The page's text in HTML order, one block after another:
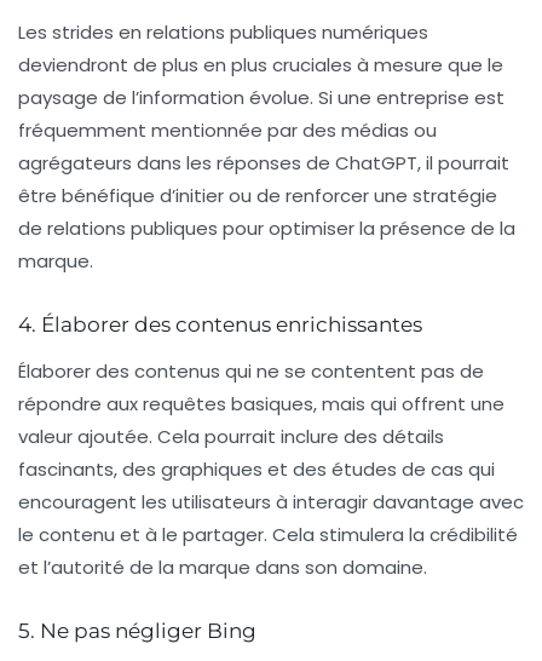
Les strides en relations publiques numériques
deviendront de plus en plus cruciales à mesure que le
paysage de l’information évolue. Si une entreprise est
fréquemment mentionnée par des médias ou
agrégateurs dans les réponses de ChatGPT, il pourrait
être bénéfique d’initier ou de renforcer une stratégie
de relations publiques pour optimiser la présence de la
marque.
4. Élaborer des contenus enrichissantes
Élaborer des contenus qui ne se contentent pas de
répondre aux requêtes basiques, mais qui offrent une
valeur ajoutée. Cela pourrait inclure des détails
fascinants, des graphiques et des études de cas qui
encouragent les utilisateurs à interagir davantage avec
le contenu et à le partager. Cela stimulera la crédibilité
et l’autorité de la marque dans son domaine.
5. Ne pas négliger Bing